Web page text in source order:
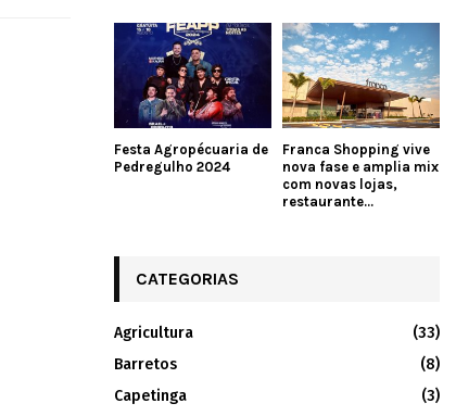
Festa Agropécuaria de
Pedregulho 2024
Franca Shopping vive
nova fase e amplia mix
com novas lojas,
restaurante...
CATEGORIAS
Agricultura
(33)
Barretos
(8)
Capetinga
(3)